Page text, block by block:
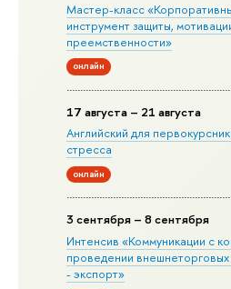
Мастер-класс
инструмент защиты,
преемственности»
онлайн
17 августа – 21 августа
Английский для
стресса
онлайн
3 сентября – 8 сентября
Интенсив «Коммуникации с
проведении
- экспорт»